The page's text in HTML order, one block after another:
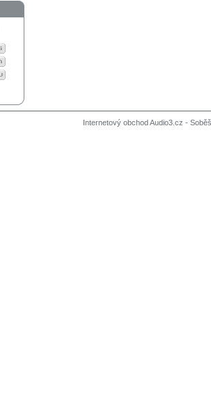
Internetový obchod Audio3.cz -